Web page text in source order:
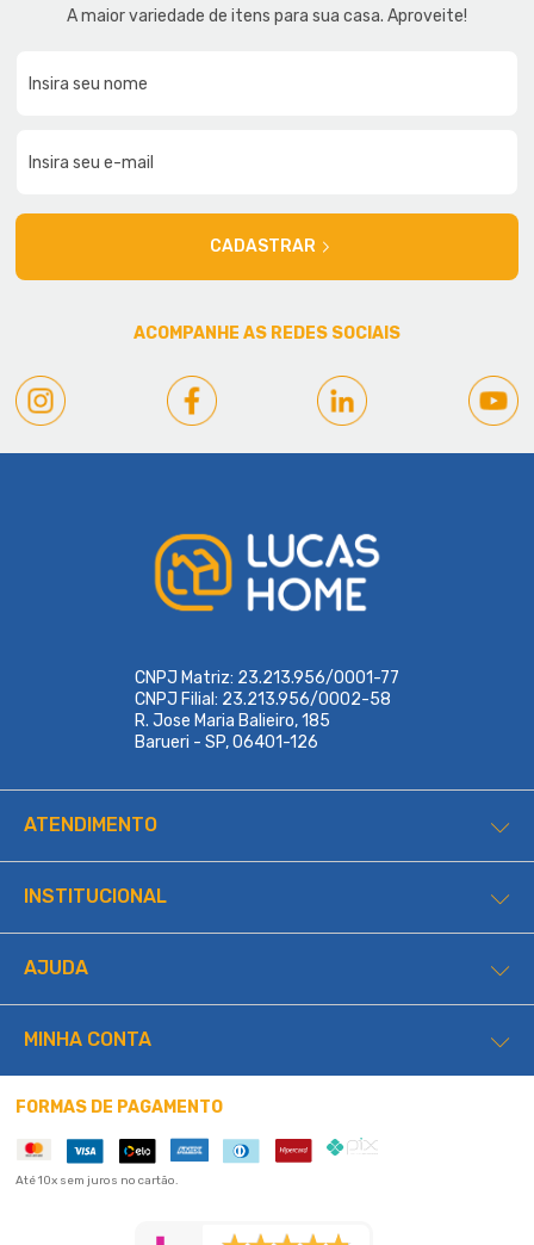
A maior variedade de itens para sua casa. Aproveite!
CADASTRAR
ACOMPANHE AS REDES SOCIAIS
CNPJ Matriz: 23.213.956/0001-77
CNPJ Filial: 23.213.956/0002-58
R. Jose Maria Balieiro, 185
Barueri - SP, 06401-126
ATENDIMENTO
INSTITUCIONAL
AJUDA
MINHA CONTA
FORMAS DE PAGAMENTO
Até 10x sem juros no cartão.